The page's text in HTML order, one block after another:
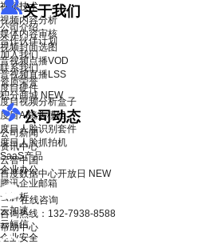
关于我们
公司介绍
合作伙伴计划
加入我们
联系我们
资质荣誉
积分商城 NEW
公司动态
公司新闻
资讯中心
云智中国
百度数据中心开放日 NEW
在线咨询
咨询热线：132-7938-8588
帮助中心
视频技术
视频内容分析
媒体内容审核
视频封面选图
音视频点播VOD
音视频直播LSS
度目硬件
度目视频分析盒子
度目AI镜头模组
度目人脸识别套件
度目人脸抓拍机
SaaS产品
企业办公
腾讯企业邮箱
云解析
云加速
云短信
企业安全